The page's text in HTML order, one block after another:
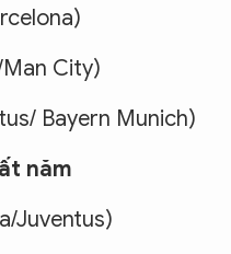
Man City)
Bayern Munich)
năm
Juventus)